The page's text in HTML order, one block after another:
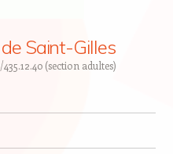
Saint-Gilles
(section adultes)